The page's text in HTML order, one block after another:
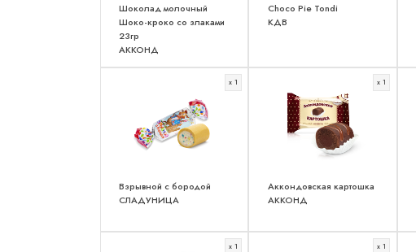
Шоколад молочный
Шоко-кроко со злаками
23гр
АККОНД
Choco Pie Tondi
КДВ
x 1
Взрывной с бородой
СЛАДУНИЦА
x 1
Аккондовская картошка
АККОНД
x 1 x 1